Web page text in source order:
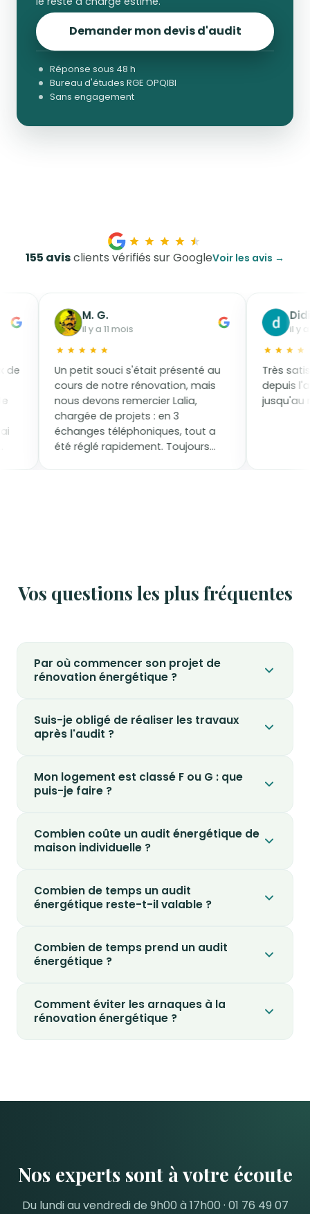
Demander mon devis d'audit
Réponse sous 48 h
Bureau d'études RGE OPQIBI
Sans engagement
155 avisclients vérifiés sur GoogleVoir les avis →
M. G.
il y a 11 mois
Un petit souci s'était présenté au
cours de notre rénovation, mais
nous devons remercier Lalia,
chargée de projets : en 3
échanges téléphoniques, tout a
été réglé rapidement. Toujours
Didier
il y a 3
Très
depuis
jusqu'au
Vos questions les plus fréquentes
Par où commencer son projet de
rénovation énergétique ?
Suis-je obligé de réaliser les travaux
après l'audit ?
Mon logement est classé F ou G : que
puis-je faire ?
Combien coûte un audit énergétique de
maison individuelle ?
Combien de temps un audit
énergétique reste-t-il valable ?
Combien de temps prend un audit
énergétique ?
Comment éviter les arnaques à la
rénovation énergétique ?
Nos experts sont à votre écoute
Du lundi au vendredi de 9h00 à 17h00 · 01 76 49 07